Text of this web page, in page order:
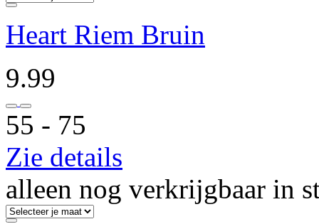
Heart Riem Bruin
9.99
55 ‐ 75
Zie details
alleen nog verkrijgbaar in